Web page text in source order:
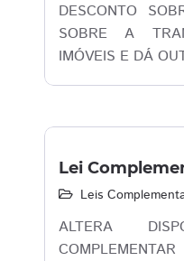
DESCONTO
SOBRE A
IMÓVEIS E DÁ
Lei
Leis
ALTERA